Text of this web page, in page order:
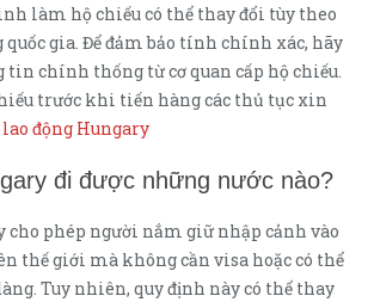
làm hộ chiếu có thể thay đổi tùy theo
quốc gia. Để đảm bảo tính chính xác, hãy
chính thống từ cơ quan cấp hộ chiếu.
trước khi tiến hàng các thủ tục xin
động Hungary
đi được những nước nào?
cho phép người nắm giữ nhập cảnh vào
thế giới mà không cần visa hoặc có thể
Tuy nhiên, quy định này có thể thay